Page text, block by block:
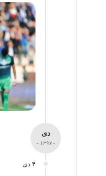
دی
- ۱۳۹۷ -
۴ دی